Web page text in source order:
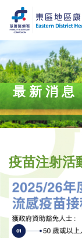
最新消息
疫苗注射活